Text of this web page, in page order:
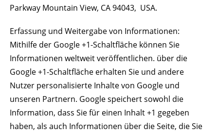
Parkway Mountain View, CA 94043, USA.
Erfassung und Weitergabe von Informationen:
Mithilfe der Google +1-Schaltfläche können Sie
Informationen weltweit veröffentlichen. über die
Google +1-Schaltfläche erhalten Sie und andere
Nutzer personalisierte Inhalte von Google und
unseren Partnern. Google speichert sowohl die
Information, dass Sie für einen Inhalt +1 gegeben
haben, als auch Informationen über die Seite, die Sie